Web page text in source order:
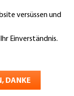
versüssen und
Einverständnis.
DANKE